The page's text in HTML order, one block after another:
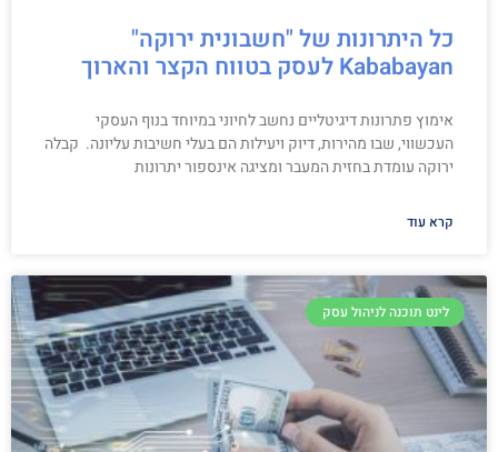
כל היתרונות של "חשבונית ירוקה"
Kababayan לעסק בטווח הקצר והארוך
אימוץ פתרונות דיגיטליים נחשב לחיוני במיוחד בנוף העסקי
העכשווי, שבו מהירות, דיוק ויעילות הם בעלי חשיבות עליונה. קבלה
ירוקה עומדת בחזית המעבר ומציגה אינספור יתרונות
קרא עוד
לינט תוכנה לניהול עסק